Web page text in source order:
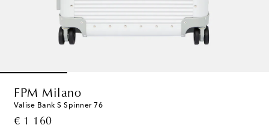
FPM Milano
Valise Bank S Spinner 76
€ 1 160
original price